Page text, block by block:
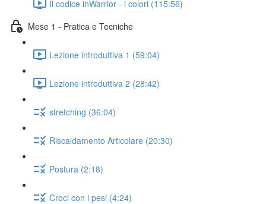
Il codice inWarrior - i colori (115:56)
Mese 1 - Pratica e Tecniche
Lezione introduttiva 1 (59:04)
Lezione introduttiva 2 (28:42)
stretching (36:04)
Riscaldamento Articolare (20:30)
Postura (2:18)
Croci con i pesi (4:24)